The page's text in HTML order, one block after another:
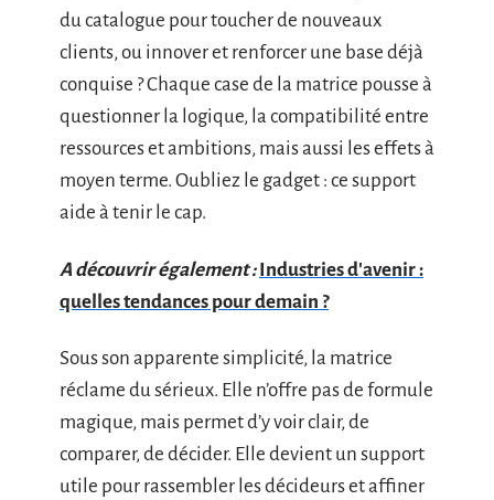
du catalogue pour toucher de nouveaux
clients, ou innover et renforcer une base déjà
conquise ? Chaque case de la matrice pousse à
questionner la logique, la compatibilité entre
ressources et ambitions, mais aussi les effets à
moyen terme. Oubliez le gadget : ce support
aide à tenir le cap.
A découvrir également : Industries d'avenir :
quelles tendances pour demain ?
Sous son apparente simplicité, la matrice
réclame du sérieux. Elle n’offre pas de formule
magique, mais permet d’y voir clair, de
comparer, de décider. Elle devient un support
utile pour rassembler les décideurs et affiner